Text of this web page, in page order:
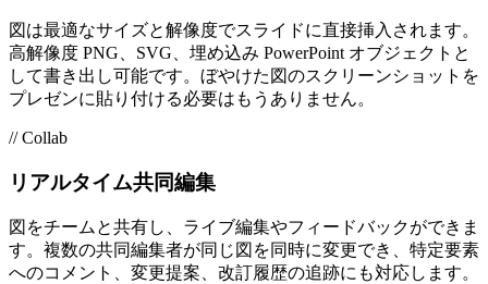
図は最適なサイズと解像度でスライドに直接挿入されます。
高解像度 PNG、SVG、埋め込み PowerPoint オブジェクトと
して書き出し可能です。ぼやけた図のスクリーンショットを
プレゼンに貼り付ける必要はもうありません。
// Collab
リアルタイム共同編集
図をチームと共有し、ライブ編集やフィードバックができま
す。複数の共同編集者が同じ図を同時に変更でき、特定要素
へのコメント、変更提案、改訂履歴の追跡にも対応します。